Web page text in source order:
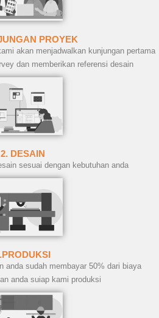
PROYEK
akan menjadwalkan kunjungan pertama
dan memberikan referensi desain
2. DESAIN
sesuai dengan kebutuhan anda
anda sudah membayar 50% dari biaya
anda suiap kami produksi